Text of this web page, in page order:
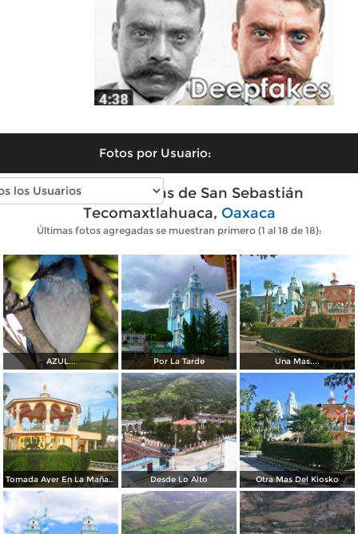
Fotos por Usuario:
Fotos modernas de San Sebastián
Tecomaxtlahuaca, Oaxaca
Últimas fotos agregadas se muestran primero (1 al 18 de 18):
AZUL... Por La Tarde Una Mas....
Tomada Ayer En La Mañana... Desde Lo Alto Otra Mas Del Kiosko